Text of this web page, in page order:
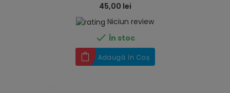
45,00 lei
Niciun review
 În stoc
Adaugă în Coș